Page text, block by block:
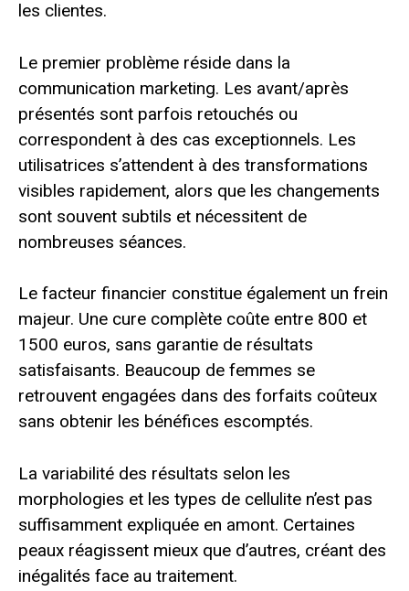
les clientes.
Le premier problème réside dans la
communication marketing. Les avant/après
présentés sont parfois retouchés ou
correspondent à des cas exceptionnels. Les
utilisatrices s’attendent à des transformations
visibles rapidement, alors que les changements
sont souvent subtils et nécessitent de
nombreuses séances.
Le facteur financier constitue également un frein
majeur. Une cure complète coûte entre 800 et
1500 euros, sans garantie de résultats
satisfaisants. Beaucoup de femmes se
retrouvent engagées dans des forfaits coûteux
sans obtenir les bénéfices escomptés.
La variabilité des résultats selon les
morphologies et les types de cellulite n’est pas
suffisamment expliquée en amont. Certaines
peaux réagissent mieux que d’autres, créant des
inégalités face au traitement.